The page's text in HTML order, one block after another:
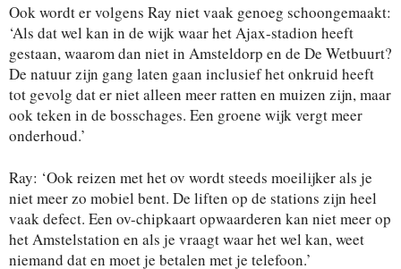
Ook wordt er volgens Ray niet vaak genoeg schoongemaakt:
‘Als dat wel kan in de wijk waar het Ajax-stadion heeft
gestaan, waarom dan niet in Amsteldorp en de De Wetbuurt?
De natuur zijn gang laten gaan inclusief het onkruid heeft
tot gevolg dat er niet alleen meer ratten en muizen zijn, maar
ook teken in de bosschages. Een groene wijk vergt meer
onderhoud.’
Ray: ‘Ook reizen met het ov wordt steeds moeilijker als je
niet meer zo mobiel bent. De liften op de stations zijn heel
vaak defect. Een ov-chipkaart opwaarderen kan niet meer op
het Amstelstation en als je vraagt waar het wel kan, weet
niemand dat en moet je betalen met je telefoon.’